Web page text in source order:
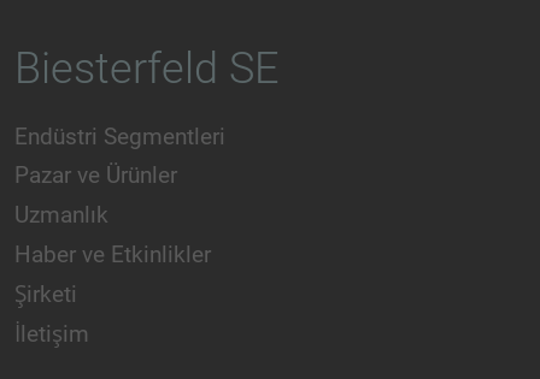
Biesterfeld SE
Endüstri Segmentleri
Pazar ve Ürünler
Uzmanlık
Haber ve Etkinlikler
Şirketi
İletişim